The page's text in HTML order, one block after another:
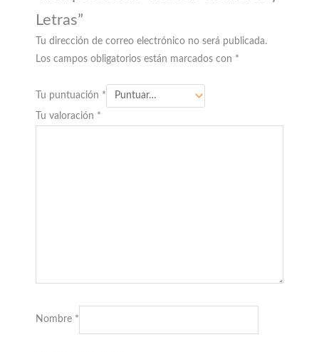
Letras”
Tu dirección de correo electrónico no será publicada.
Los campos obligatorios están marcados con *
Tu puntuación *
Tu valoración *
Nombre *